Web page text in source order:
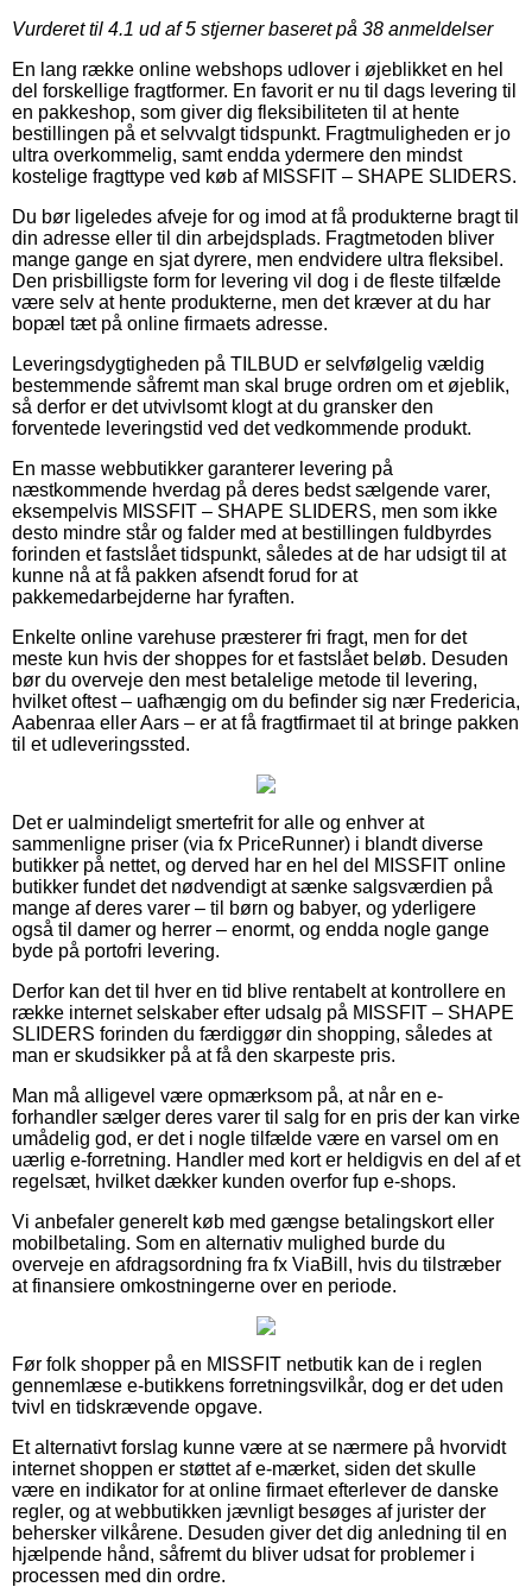
Vurderet til 4.1 ud af 5 stjerner baseret på 38 anmeldelser
En lang række online webshops udlover i øjeblikket en hel
del forskellige fragtformer. En favorit er nu til dags levering til
en pakkeshop, som giver dig fleksibiliteten til at hente
bestillingen på et selvvalgt tidspunkt. Fragtmuligheden er jo
ultra overkommelig, samt endda ydermere den mindst
kostelige fragttype ved køb af MISSFIT – SHAPE SLIDERS.
Du bør ligeledes afveje for og imod at få produkterne bragt til
din adresse eller til din arbejdsplads. Fragtmetoden bliver
mange gange en sjat dyrere, men endvidere ultra fleksibel.
Den prisbilligste form for levering vil dog i de fleste tilfælde
være selv at hente produkterne, men det kræver at du har
bopæl tæt på online firmaets adresse.
Leveringsdygtigheden på TILBUD er selvfølgelig vældig
bestemmende såfremt man skal bruge ordren om et øjeblik,
så derfor er det utvivlsomt klogt at du gransker den
forventede leveringstid ved det vedkommende produkt.
En masse webbutikker garanterer levering på
næstkommende hverdag på deres bedst sælgende varer,
eksempelvis MISSFIT – SHAPE SLIDERS, men som ikke
desto mindre står og falder med at bestillingen fuldbyrdes
forinden et fastslået tidspunkt, således at de har udsigt til at
kunne nå at få pakken afsendt forud for at
pakkemedarbejderne har fyraften.
Enkelte online varehuse præsterer fri fragt, men for det
meste kun hvis der shoppes for et fastslået beløb. Desuden
bør du overveje den mest betalelige metode til levering,
hvilket oftest – uafhængig om du befinder sig nær Fredericia,
Aabenraa eller Aars – er at få fragtfirmaet til at bringe pakken
til et udleveringssted.
Det er ualmindeligt smertefrit for alle og enhver at
sammenligne priser (via fx PriceRunner) i blandt diverse
butikker på nettet, og derved har en hel del MISSFIT online
butikker fundet det nødvendigt at sænke salgsværdien på
mange af deres varer – til børn og babyer, og yderligere
også til damer og herrer – enormt, og endda nogle gange
byde på portofri levering.
Derfor kan det til hver en tid blive rentabelt at kontrollere en
række internet selskaber efter udsalg på MISSFIT – SHAPE
SLIDERS forinden du færdiggør din shopping, således at
man er skudsikker på at få den skarpeste pris.
Man må alligevel være opmærksom på, at når en e-
forhandler sælger deres varer til salg for en pris der kan virke
umådelig god, er det i nogle tilfælde være en varsel om en
uærlig e-forretning. Handler med kort er heldigvis en del af et
regelsæt, hvilket dækker kunden overfor fup e-shops.
Vi anbefaler generelt køb med gængse betalingskort eller
mobilbetaling. Som en alternativ mulighed burde du
overveje en afdragsordning fra fx ViaBill, hvis du tilstræber
at finansiere omkostningerne over en periode.
Før folk shopper på en MISSFIT netbutik kan de i reglen
gennemlæse e-butikkens forretningsvilkår, dog er det uden
tvivl en tidskrævende opgave.
Et alternativt forslag kunne være at se nærmere på hvorvidt
internet shoppen er støttet af e-mærket, siden det skulle
være en indikator for at online firmaet efterlever de danske
regler, og at webbutikken jævnligt besøges af jurister der
behersker vilkårene. Desuden giver det dig anledning til en
hjælpende hånd, såfremt du bliver udsat for problemer i
processen med din ordre.